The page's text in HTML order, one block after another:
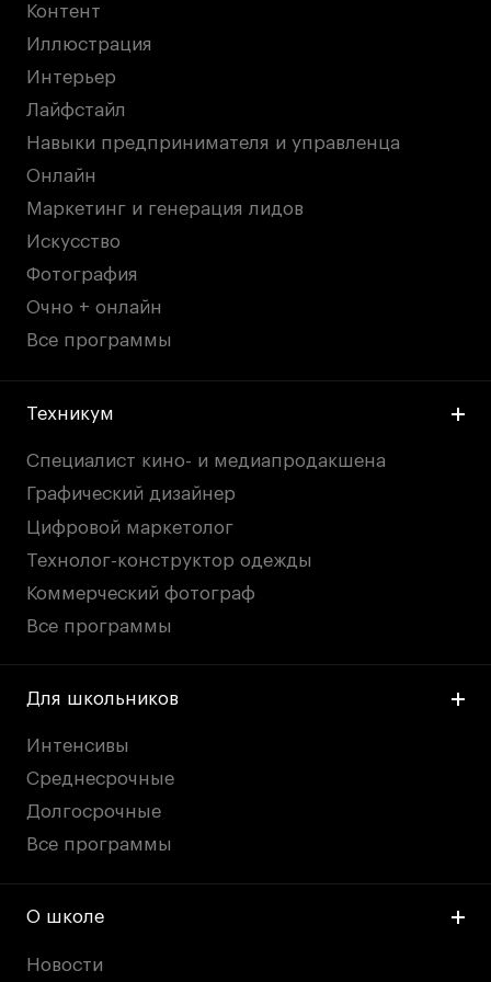
© 2026 БВШД
деятельности АНО ВО «Универсальный
Университет»
Карта сайта
Контент
Иллюстрация
Интерьер
Лайфстайл
Навыки предпринимателя и управленца
Онлайн
Маркетинг и генерация лидов
Искусство
Фотография
Очно + онлайн
Все программы
Техникум
Специалист кино- и медиапродакшена
Графический дизайнер
Цифровой маркетолог
Технолог-конструктор одежды
Коммерческий фотограф
Все программы
Для школьников
Интенсивы
Среднесрочные
Долгосрочные
Все программы
О школе
Новости